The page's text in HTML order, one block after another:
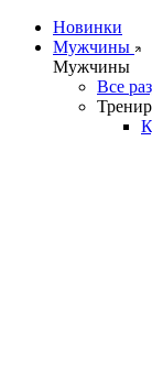
Новинки
Мужчины
Мужчины
Все